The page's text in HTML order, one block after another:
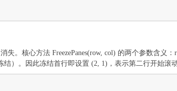
失。核心方法 FreezePanes(row, col) 的两个参数含义
）。因此冻结首行即设置 (2, 1)，表示第二行开始滚